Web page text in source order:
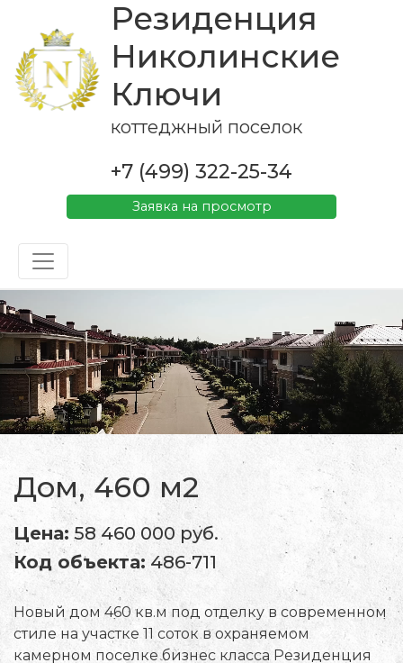
Резиденция
Николинские
Ключи
коттеджный поселок
+7 (499) 322-25-34
Заявка на просмотр
Дом, 460 м2
Цена: 58 460 000 руб.
Код объекта: 486-711
Новый дом 460 кв.м под отделку в современном
стиле на участке 11 соток в охраняемом
камерном поселке бизнес класса Резиденция